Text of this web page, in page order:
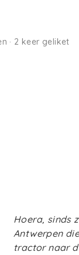
· 2 keer geliket
Hoera, sinds
Antwerpen
tractor naar